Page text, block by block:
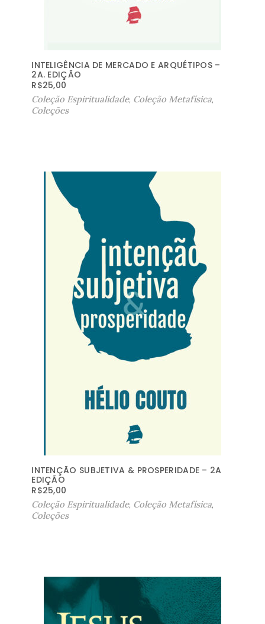
INTELIGÊNCIA DE MERCADO E ARQUÉTIPOS –
2A. EDIÇÃO
R$25,00
Coleção Espiritualidade, Coleção Metafísica,
Coleções
INTENÇÃO SUBJETIVA & PROSPERIDADE – 2A
EDIÇÃO
R$25,00
Coleção Espiritualidade, Coleção Metafísica,
Coleções